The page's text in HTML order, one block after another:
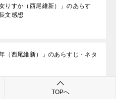
りすか（西尾維新）」のあらす
文感想
（西尾維新）」のあらすじ・ネタ
TOPへ